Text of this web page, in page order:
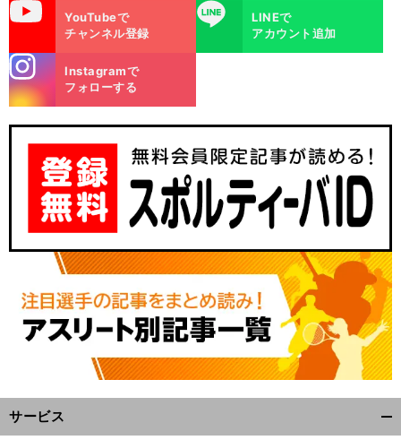
YouTubeで
チャンネル登録
LINE
LINEで
アカウント追加
m
Instagramで
フォローする
サービス